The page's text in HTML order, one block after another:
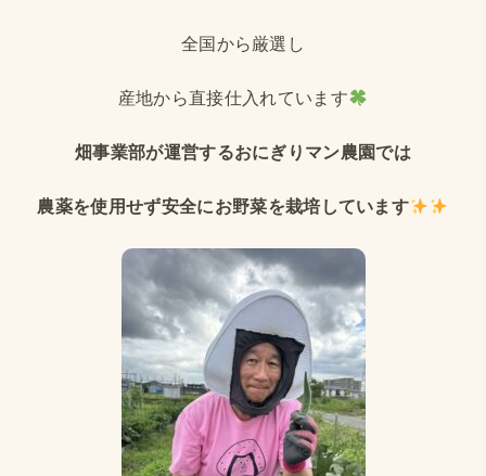
全国から厳選し
産地から直接仕入れています
畑事業部が運営するおにぎりマン農園では
農薬を使用せず安全にお野菜を栽培しています